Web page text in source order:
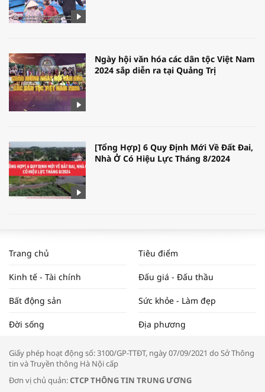
Ngày hội văn hóa các dân tộc Việt Nam
2024 sắp diễn ra tại Quảng Trị
[Tổng Hợp] 6 Quy Định Mới Về Đất Đai,
Nhà Ở Có Hiệu Lực Tháng 8/2024
NAM NĂM 2024 VÀ NĂM 2025 | NHỊP
ĐẬP THỊ TRƯỜNG #62
Tọa đàm “Xúc tiến thương mại: Khơi
Trang chủ Tiêu điểm
Kinh tế - Tài chính Đấu giá - Đấu thầu
Bất động sản Sức khỏe - Làm đẹp
Đời sống Địa phương
Giấy phép hoạt động số: 3100/GP-TTĐT, ngày 07/09/2021 do Sở Thông
tin và Truyền thông Hà Nội cấp
Đơn vị chủ quản:CTCP THÔNG TIN TRUNG ƯƠNG